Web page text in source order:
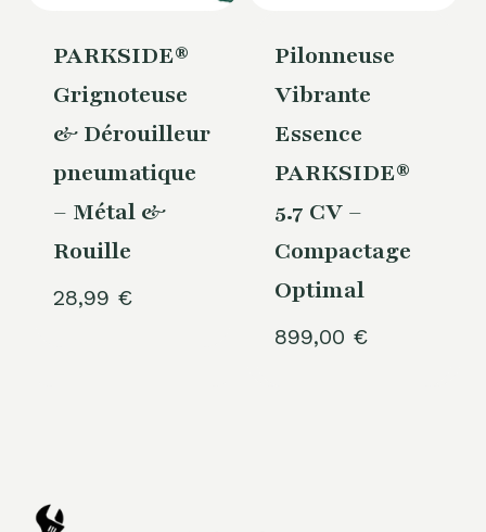
PARKSIDE®
Grignoteuse
& Dérouilleur
pneumatique
– Métal &
Rouille
28,99 €
Pilonneuse
Vibrante
Essence
PARKSIDE®
5.7 CV –
Compactage
Optimal
899,00 €